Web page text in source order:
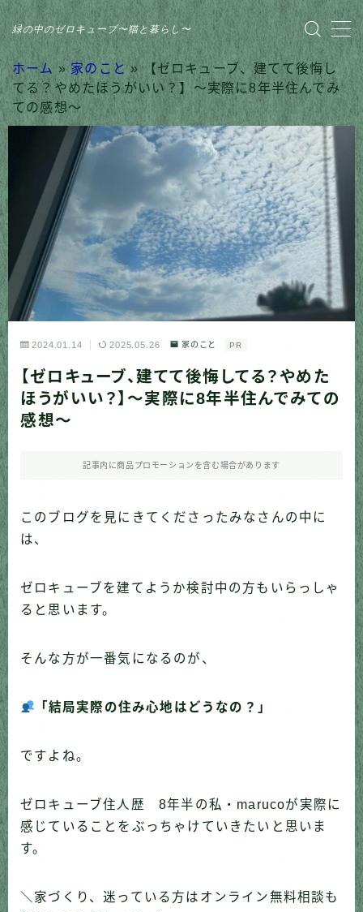
緑の中のゼロキューブ〜猫と暮らし〜
MENU
HOME
おすすめ商品
家のこと
日記
猫との暮らし
ホーム » 家のこと »【ゼロキューブ、建てて後悔し
てる？やめたほうがいい？】〜実際に8年半住んでみ
ての感想〜
2024.01.14 2025.05.26 家のこと PR
【ゼロキューブ、建てて後悔してる？やめた
ほうがいい？】〜実際に8年半住んでみての
感想〜
記事内に商品プロモーションを含む場合があります
このブログを見にきてくださったみなさんの中に
は、
ゼロキューブを建てようか検討中の方もいらっしゃ
ると思います。
そんな方が一番気になるのが、
「結局実際の住み心地はどうなの？」
ですよね。
ゼロキューブ住人歴 8年半の私・marucoが実際に
感じていることをぶっちゃけていきたいと思いま
す。
＼家づくり、迷っている方はオンライン無料相談も